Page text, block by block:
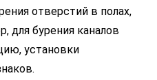
отверстий в полах,
для бурения каналов
установки